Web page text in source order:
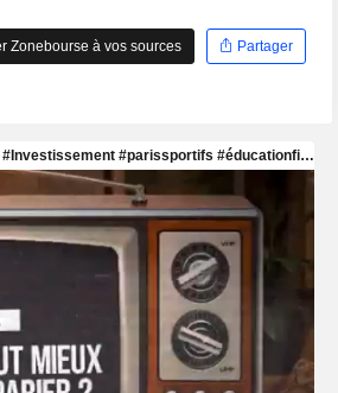
Zonebourse à vos sources Partager